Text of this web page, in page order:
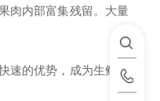
肉内部富集残留。大量
速的优势，成为生鲜流